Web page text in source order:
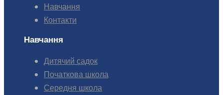
Навчання
Контакти
Навчання
Дитячий садок
Початкова школа
Середня школа